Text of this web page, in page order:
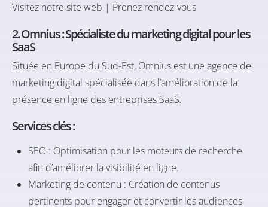
Visitez notre site web | Prenez rendez-vous
2. Omnius : Spécialiste du marketing digital pour les
SaaS
Située en Europe du Sud-Est, Omnius est une agence de
marketing digital spécialisée dans l’amélioration de la
présence en ligne des entreprises SaaS.​
Services clés :
SEO : Optimisation pour les moteurs de recherche
afin d’améliorer la visibilité en ligne.​
Marketing de contenu : Création de contenus
pertinents pour engager et convertir les audiences